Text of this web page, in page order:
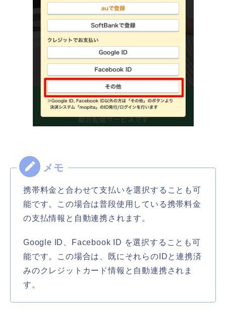
携帯料金と合わせて支払いを選択することも可
能です。この場合は普段使用している携帯料金
の支払情報と自動連携されます。
Google ID、Facebook ID を選択することも可
能です。この場合は、既にそれらのIDと連携済
みのクレジットカード情報と自動連携されま
す。